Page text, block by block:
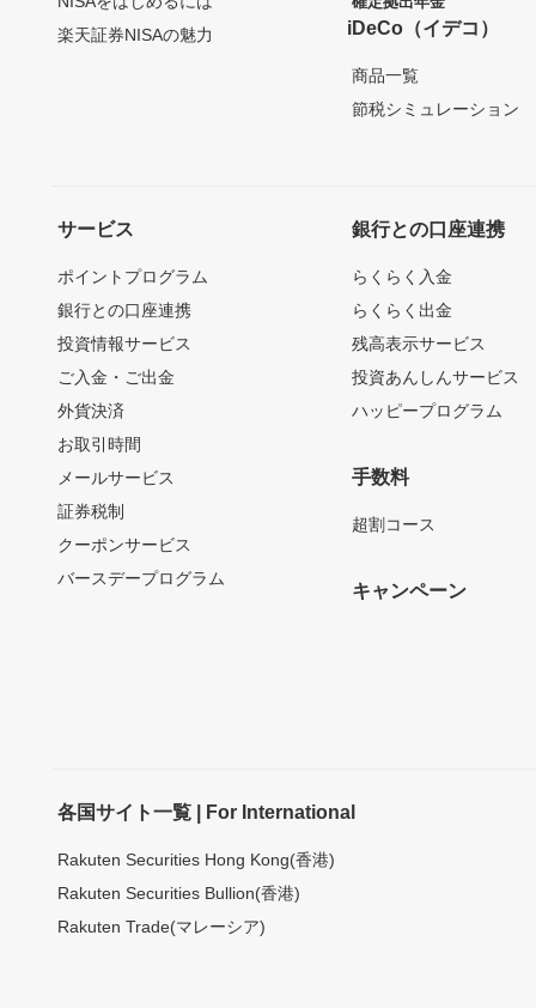
楽天証券NISAの魅力
iDeCo（イデコ）
商品一覧
節税シミュレーション
サービス
ポイントプログラム
銀行との口座連携
投資情報サービス
ご入金・ご出金
外貨決済
お取引時間
メールサービス
証券税制
クーポンサービス
バースデープログラム
銀行との口座連携
らくらく入金
らくらく出金
残高表示サービス
投資あんしんサービス
ハッピープログラム
手数料
超割コース
キャンペーン
各国サイト一覧 | For International
Rakuten Securities Hong Kong(香港)
Rakuten Securities Bullion(香港)
Rakuten Trade(マレーシア)